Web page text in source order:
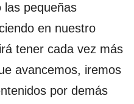
las pequeñas
en nuestro
tener cada vez más
avancemos, iremos
por demás